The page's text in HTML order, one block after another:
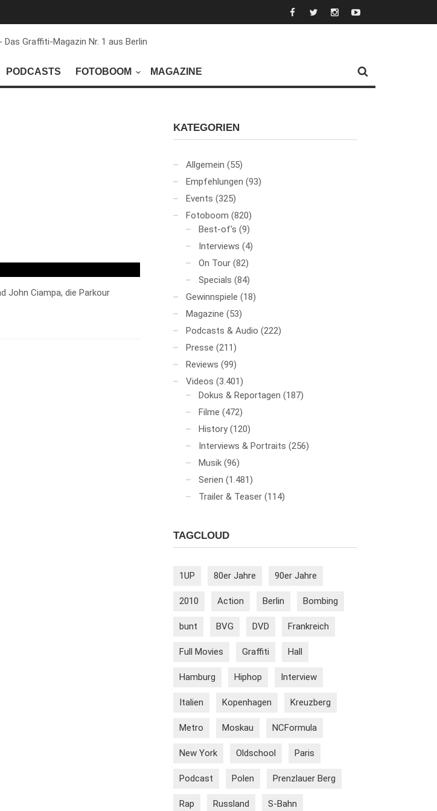
PODCASTS FOTOBOOM MAGAZINE
John Ciampa, die Parkour
KATEGORIEN
Allgemein (55)
Empfehlungen (93)
Events (325)
Fotoboom (820)
Best-of's (9)
Interviews (4)
On Tour (82)
Specials (84)
Gewinnspiele (18)
Magazine (53)
Podcasts & Audio (222)
Presse (211)
Reviews (99)
Videos (3.401)
Dokus & Reportagen (187)
Filme (472)
History (120)
Interviews & Portraits (256)
Musik (96)
Serien (1.481)
Trailer & Teaser (114)
TAGCLOUD
1UP 80er Jahre 90er Jahre
2010 Action Berlin Bombing
bunt BVG DVD Frankreich
Full Movies Graffiti Hall
Hamburg Hiphop Interview
Italien Kopenhagen Kreuzberg
Metro Moskau NCFormula
New York Oldschool Paris
Podcast Polen Prenzlauer Berg
Rap Russland S-Bahn